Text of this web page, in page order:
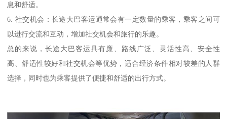
息和舒适。
6. 社交机会：长途大巴客运通常会有一定数量的乘客，乘客之间可
以进行交流和互动，增加社交机会和旅行的乐趣。
总的来说，长途大巴客运具有廉、路线广泛、灵活性高、安全性
高、舒适性较好和社交机会等优势，适合经济条件相对较差的人群
选择，同时也为乘客提供了便捷和舒适的出行方式。